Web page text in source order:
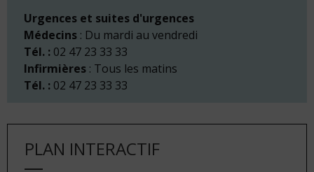
Urgences et suites d'urgences
Médecins : Du mardi au vendredi
Tél. : 02 47 23 33 33
Infirmières : Tous les matins
Tél. : 02 47 23 33 33
PLAN INTERACTIF